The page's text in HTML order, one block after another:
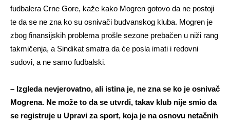
fudbalera Crne Gore, kaže kako Mogren gotovo da ne postoji
te da se ne zna ko su osnivači budvanskog kluba. Mogren je
zbog finansijskih problema prošle sezone prebačen u niži rang
takmičenja, a Sindikat smatra da će posla imati i redovni
sudovi, a ne samo fudbalski.
– Izgleda nevjerovatno, ali istina je, ne zna se ko je osnivač
Mogrena. Ne može to da se utvrdi, takav klub nije smio da
se registruje u Upravi za sport, koja je na osnovu netačnih